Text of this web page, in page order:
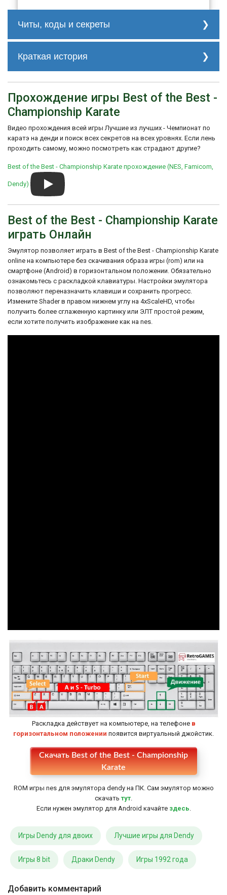
Читы, коды и секреты
Краткая история
хорошую графику и звуковое
сопровождение, а также интересный
геймплей. Однако другие критиковали
управление и искусственный интеллект
противников.
В целом, "Best of the Best - Championship
увлекательные сражения в стиле карате
на NES.
Прохождение игры Best of the Best -
Championship Karate
Видео прохождения всей игры Лучшие из лучших - Чемпионат по
каратэ на денди и поиск всех секретов на всех уровнях. Если лень
проходить самому, можно посмотреть как страдают другие?
Best of the Best - Championship Karate прохождение (NES, Famicom,
Dendy)
Best of the Best - Championship Karate
играть Онлайн
Эмулятор позволяет играть в Best of the Best - Championship Karate
online на компьютере без скачивания образа игры (rom) или на
смартфоне (Android) в горизонтальном положении. Обязательно
ознакомьтесь с раскладкой клавиатуры. Настройки эмулятора
позволяют переназначить клавиши и сохранить прогресс.
Измените Shader в правом нижнем углу на 4xScaleHD, чтобы
получить более сглаженную картинку или ЭЛТ простой режим,
если хотите получить изображение как на nes.
Настройки
Раскладка действует на компьютере, на телефоне в
горизонтальном положении появится виртуальный джойстик.
Скачать Best of the Best - Championship
Karate
ROM игры nes для эмулятора dendy на ПК. Сам эмулятор можно
скачатьтут.
Если нужен эмулятор для Android качайте здесь.
Игры Dendy для двоих Лучшие игры для Dendy
Игры 8 bit Драки Dendy Игры 1992 года
Добавить комментарий